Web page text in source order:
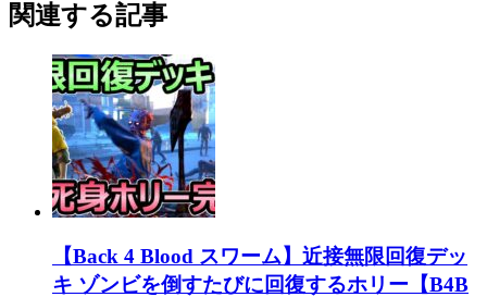
関連する記事
【Back 4 Blood スワーム】近接無限回復デッ
キ ゾンビを倒すたびに回復するホリー【B4B